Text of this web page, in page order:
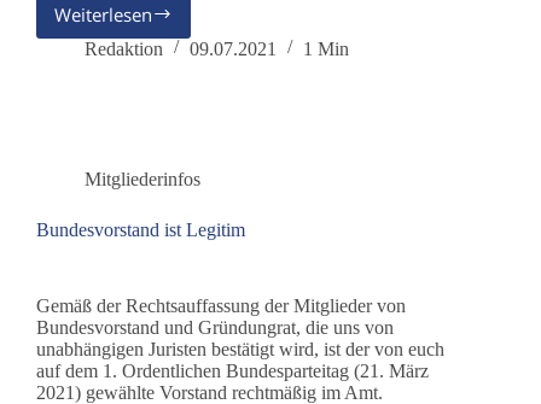
Weiterlesen
dieBasis
ist
Redaktion 09.07.2021 1 Min
Mitgliederinfos
Bundesvorstand ist Legitim
Gemäß der Rechtsauffassung der Mitglieder von
Bundesvorstand und Gründungrat, die uns von
unabhängigen Juristen bestätigt wird, ist der von euch
auf dem 1. Ordentlichen Bundesparteitag (21. März
2021) gewählte Vorstand rechtmäßig im Amt.